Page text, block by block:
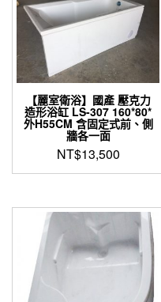
【麗室衛浴】國產 壓克力
造形浴缸 LS-307 160*80*
外H55CM 含固定式前、側
牆各一面
NT$13,500